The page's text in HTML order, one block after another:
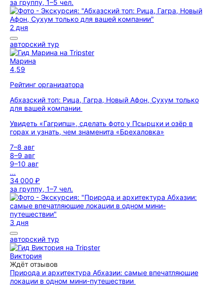
за группу, 1–5 чел.
2 дня
авторский тур
Марина
4,59
Рейтинг организатора
Абхазский топ: Рица, Гагра, Новый Афон, Сухум только
для вашей компании
Увидеть «Гагрипш», сделать фото у Псырцхи и озёр в
горах и узнать, чем знаменита «Брехаловка»
7–8 авг
8–9 авг
9–10 авг
...
34 000 ₽
за группу, 1–7 чел.
3 дня
авторский тур
Виктория
Ждёт отзывов
Природа и архитектура Абхазии: самые впечатляющие
локации в одном мини-путешествии